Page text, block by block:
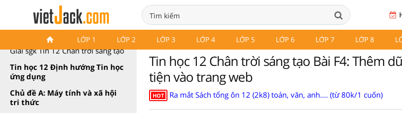
LỚP 1 LỚP 2 LỚP 3 LỚP 4 LỚP 5 LỚP 6 LỚP 7 LỚP 8
Tin học 12 Chân trời sáng tạo
Giải sgk Tin 12 Chân trời sáng tạo
Tin học 12 Định hướng Tin học
ứng dụng
Chủ đề A: Máy tính và xã hội
tri thức
Tin học 12 Chân trời sáng tạo Bài F4: Thêm
tiện vào trang web
HOT Ra mắt Sách tổng ôn 12 (2k8) toán, văn, anh.... (từ 80k/1 cuốn)